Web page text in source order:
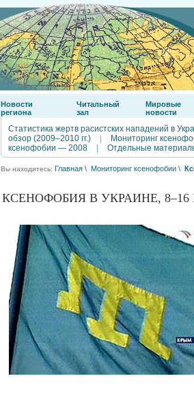
Новости
региона
Читальный
зал
Мировые
новости
Статистика жертв расистских нападений в
обзор (2009–2010 гг.)
Мониторинг
ксенофобии — 2008
Отдельные
Вы находитесь: Главная \ Мониторинг ксенофобии \
КСЕНОФОБИЯ В УКРАИНЕ, 8–16